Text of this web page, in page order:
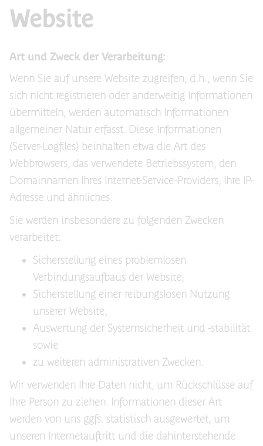
Website
Art und Zweck der Verarbeitung:
Wenn Sie auf unsere Website zugreifen, d.h., wenn Sie
sich nicht registrieren oder anderweitig Informationen
übermitteln, werden automatisch Informationen
allgemeiner Natur erfasst. Diese Informationen
(Server-Logfiles) beinhalten etwa die Art des
Webbrowsers, das verwendete Betriebssystem, den
Domainnamen Ihres Internet-Service-Providers, Ihre IP-
Adresse und ähnliches.
Sie werden insbesondere zu folgenden Zwecken
verarbeitet:
Sicherstellung eines problemlosen
Verbindungsaufbaus der Website,
Sicherstellung einer reibungslosen Nutzung
unserer Website,
Auswertung der Systemsicherheit und -stabilität
sowie
zu weiteren administrativen Zwecken.
Wir verwenden Ihre Daten nicht, um Rückschlüsse auf
Ihre Person zu ziehen. Informationen dieser Art
werden von uns ggfs. statistisch ausgewertet, um
unseren Internetauftritt und die dahinterstehende